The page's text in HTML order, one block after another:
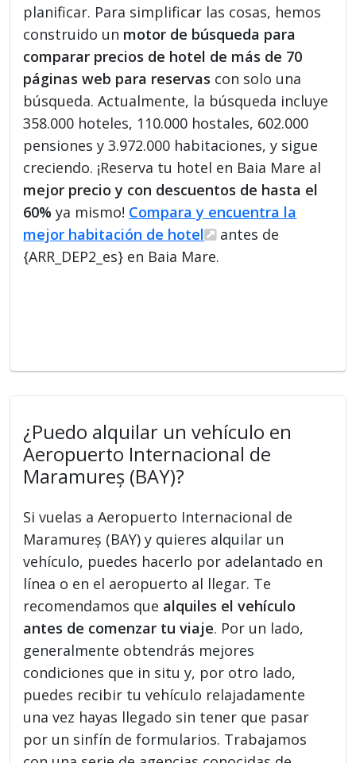
planificar. Para simplificar las cosas, hemos
construido un motor de búsqueda para
comparar precios de hotel de más de 70
páginas web para reservas con solo una
búsqueda. Actualmente, la búsqueda incluye
358.000 hoteles, 110.000 hostales, 602.000
pensiones y 3.972.000 habitaciones, y sigue
creciendo. ¡Reserva tu hotel en Baia Mare al
mejor precio y con descuentos de hasta el
60% ya mismo! Compara y encuentra la
mejor habitación de hotel
antes de
{ARR_DEP2_es} en Baia Mare.
¿Puedo alquilar un vehículo en
Aeropuerto Internacional de
Maramureș (BAY)?
Si vuelas a Aeropuerto Internacional de
Maramureș (BAY) y quieres alquilar un
vehículo, puedes hacerlo por adelantado en
línea o en el aeropuerto al llegar. Te
recomendamos que alquiles el vehículo
antes de comenzar tu viaje. Por un lado,
generalmente obtendrás mejores
condiciones que in situ y, por otro lado,
puedes recibir tu vehículo relajadamente
una vez hayas llegado sin tener que pasar
por un sinfín de formularios. Trabajamos